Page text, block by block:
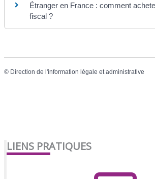
Étranger en France : comment
fiscal ?
© Direction de l'information légale et administrative
LIENS PRATIQUES